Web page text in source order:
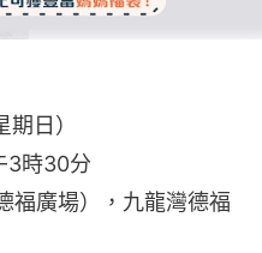
日）
3時30分
福廣場），九龍灣德福